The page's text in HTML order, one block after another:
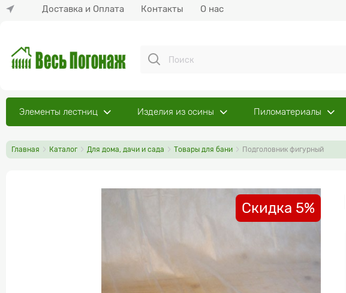
Доставка и Оплата Контакты О нас
Элементы лестниц Изделия из осины Пиломатериалы
Главная Каталог Для дома, дачи и сада Товары для бани Подголовник фигурный
Скидка 5%